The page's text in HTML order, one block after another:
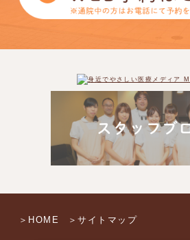
＞HOME ＞サイトマップ